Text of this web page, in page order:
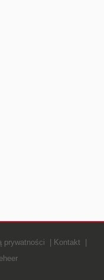
prywatności
Kontakt